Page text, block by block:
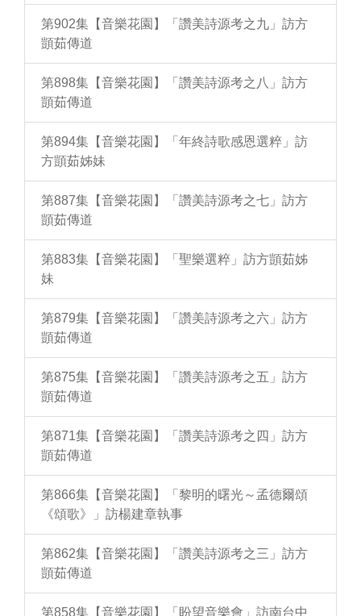
第902集【音樂花園】「讚美詩源考之九」訪方
顗茹傳道
第898集【音樂花園】「讚美詩源考之八」訪方
顗茹傳道
第894集【音樂花園】「年終詩歌感恩選粹」訪
方顗茹姊妹
第887集【音樂花園】「讚美詩源考之七」訪方
顗茹傳道
第883集【音樂花園】「聖樂選粹」訪方顗茹姊
妹
第879集【音樂花園】「讚美詩源考之六」訪方
顗茹傳道
第875集【音樂花園】「讚美詩源考之五」訪方
顗茹傳道
第871集【音樂花園】「讚美詩源考之四」訪方
顗茹傳道
第866集【音樂花園】「黎明的曙光～孟德爾頌
《頌歌》」訪楊建章執事
第862集【音樂花園】「讚美詩源考之三」訪方
顗茹傳道
第858集【音樂花園】「盼望音樂會」訪南台中